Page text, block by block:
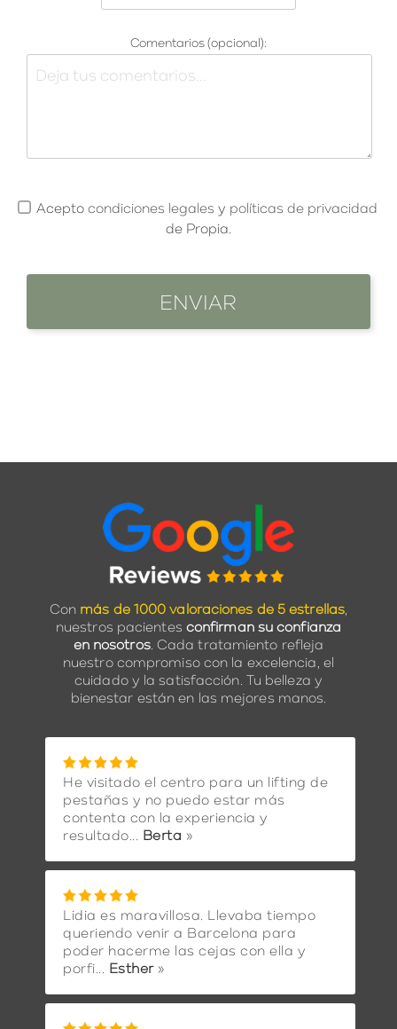
Comentarios (opcional):
Aceptocondiciones legales y políticas de privacidad
de Propia.
Con más de 1000 valoraciones de 5 estrellas
nuestros pacientes confirman su confianza
en nosotros. Cada tratamiento refleja
nuestro compromiso con la excelencia, el
cuidado y la satisfacción. Tu belleza y
bienestar están en las mejores manos.
He visitado el centro para un lifting de
pestañas y no puedo estar más
contenta con la experiencia y
resultado... Berta »
Lidia es maravillosa. Llevaba tiempo
queriendo venir a Barcelona para
poder hacerme las cejas con ella y
porfi... Esther»